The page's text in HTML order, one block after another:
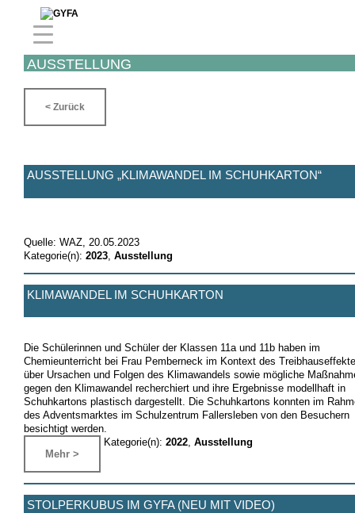
AUSSTELLUNG
< Zurück
AUSSTELLUNG „KLIMAWANDEL IM SCHUHKARTON“
Quelle: WAZ, 20.05.2023
Kategorie(n): 2023, Ausstellung
KLIMAWANDEL IM SCHUHKARTON
Die Schülerinnen und Schüler der Klassen 11a und 11b haben im
Chemieunterricht bei Frau Pemberneck im Kontext des
über Ursachen und Folgen des Klimawandels sowie mögliche
gegen den Klimawandel recherchiert und ihre Ergebnisse modellhaft in
Schuhkartons plastisch dargestellt. Die Schuhkartons konnten im
des Adventsmarktes im Schulzentrum Fallersleben von den Besuchern
besichtigt werden.
Mehr >
Kategorie(n): 2022,Ausstellung
STOLPERKUBUS IM GYFA (NEU MIT VIDEO)